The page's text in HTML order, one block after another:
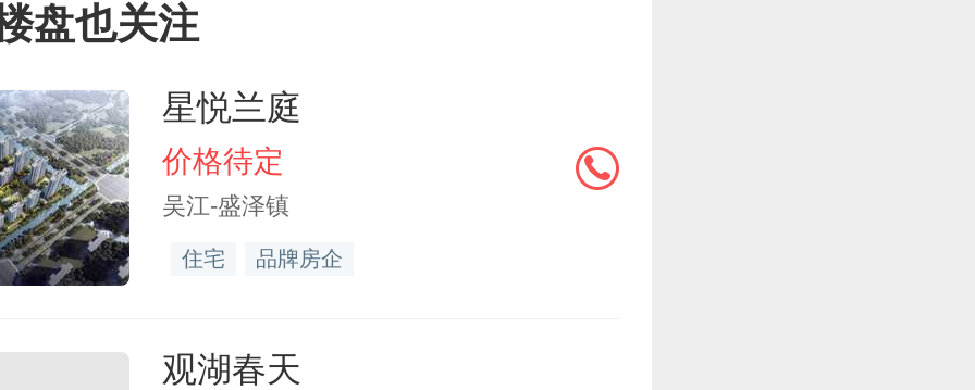
盘也关注
星悦兰庭
价格待定
吴江-盛泽镇
住宅 品牌房企
观湖春天